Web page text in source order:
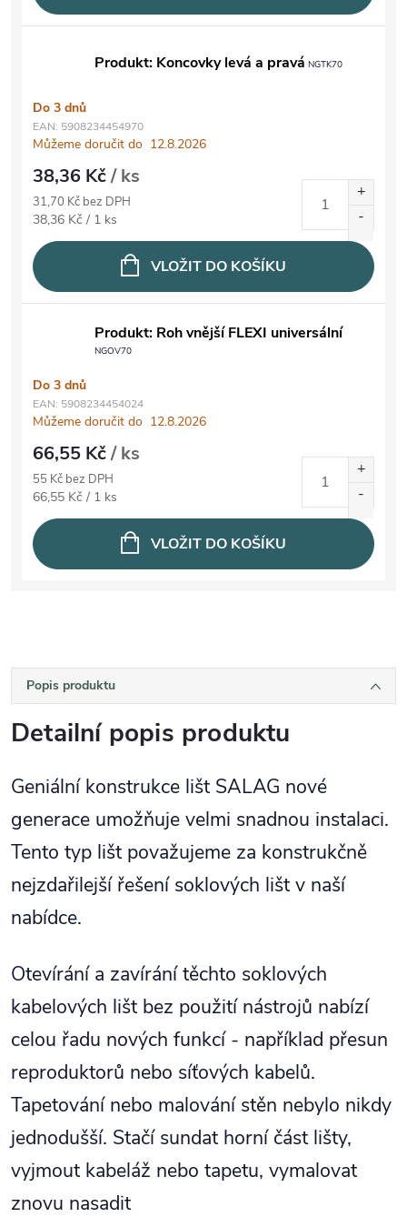
Produkt: Koncovky levá a pravá NGTK70
Do 3 dnů
EAN: 5908234454970
Můžeme doručit do 12.8.2026
38,36 Kč/ ks
31,70 Kč bez DPH
Měrná cena:
38,36 Kč / 1 ks
VLOŽIT DO KOŠÍKU
Produkt: Roh vnější FLEXI universální
NGOV70
Do 3 dnů
EAN: 5908234454024
Můžeme doručit do 12.8.2026
66,55 Kč/ ks
55 Kč bez DPH
Měrná cena:
66,55 Kč / 1 ks
VLOŽIT DO KOŠÍKU
Popis produktu
Detailní popis produktu
Geniální konstrukce lišt SALAG nové
generace umožňuje velmi snadnou instalaci.
Tento typ lišt považujeme za konstrukčně
nejzdařilejší řešení soklových lišt v naší
nabídce.
Otevírání a zavírání těchto soklových
kabelových lišt bez použití nástrojů nabízí
celou řadu nových funkcí - například přesun
reproduktorů nebo síťových kabelů.
Tapetování nebo malování stěn nebylo nikdy
jednodušší. Stačí sundat horní část lišty,
vyjmout kabeláž nebo tapetu, vymalovat
znovu nasadit